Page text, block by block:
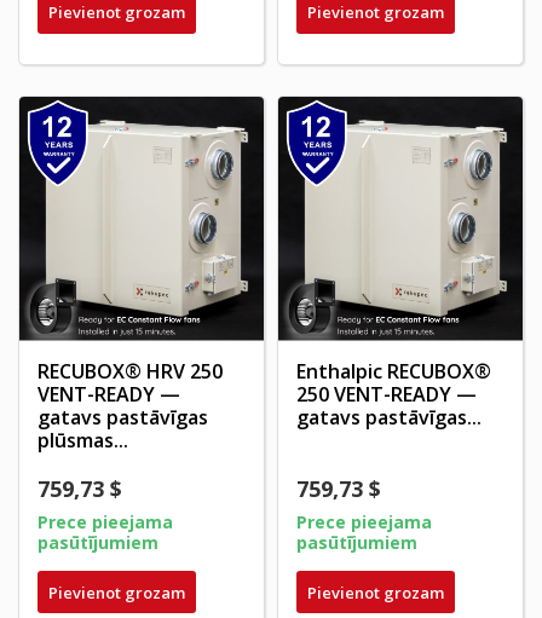
Pievienot grozam Pievienot grozam
RECUBOX® HRV 250
VENT-READY —
gatavs pastāvīgas
plūsmas...
759,73 $
Prece pieejama
pasūtījumiem
Pievienot grozam
Enthalpic RECUBOX®
250 VENT-READY —
gatavs pastāvīgas...
759,73 $
Prece pieejama
pasūtījumiem
Pievienot grozam